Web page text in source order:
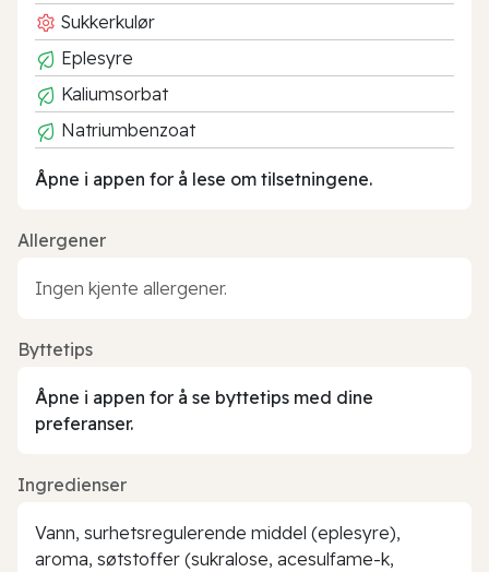
Sukkerkulør
Eplesyre
Kaliumsorbat
Natriumbenzoat
Åpne i appen for å lese om tilsetningene.
Allergener
Ingen kjente allergener.
Byttetips
Åpne i appen for å se byttetips med dine
preferanser.
Ingredienser
Vann, surhetsregulerende middel (eplesyre),
aroma, søtstoffer (sukralose, acesulfame-k,